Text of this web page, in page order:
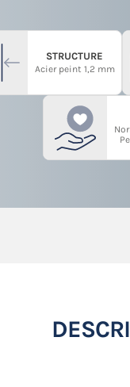
STRUCTURE
Acier peint 1,2 mm